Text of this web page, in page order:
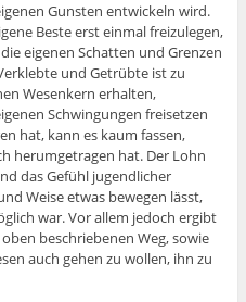
Gunsten entwickeln wird.
Beste erst einmal freizulegen,
eigenen Schatten und Grenzen
und Getrübte ist zu
Wesenkern erhalten,
Schwingungen freisetzen
hat, kann es kaum fassen,
herumgetragen hat. Der Lohn
das Gefühl jugendlicher
Weise etwas bewegen lässt,
war. Vor allem jedoch ergibt
beschriebenen Weg, sowie
auch gehen zu wollen, ihn zu